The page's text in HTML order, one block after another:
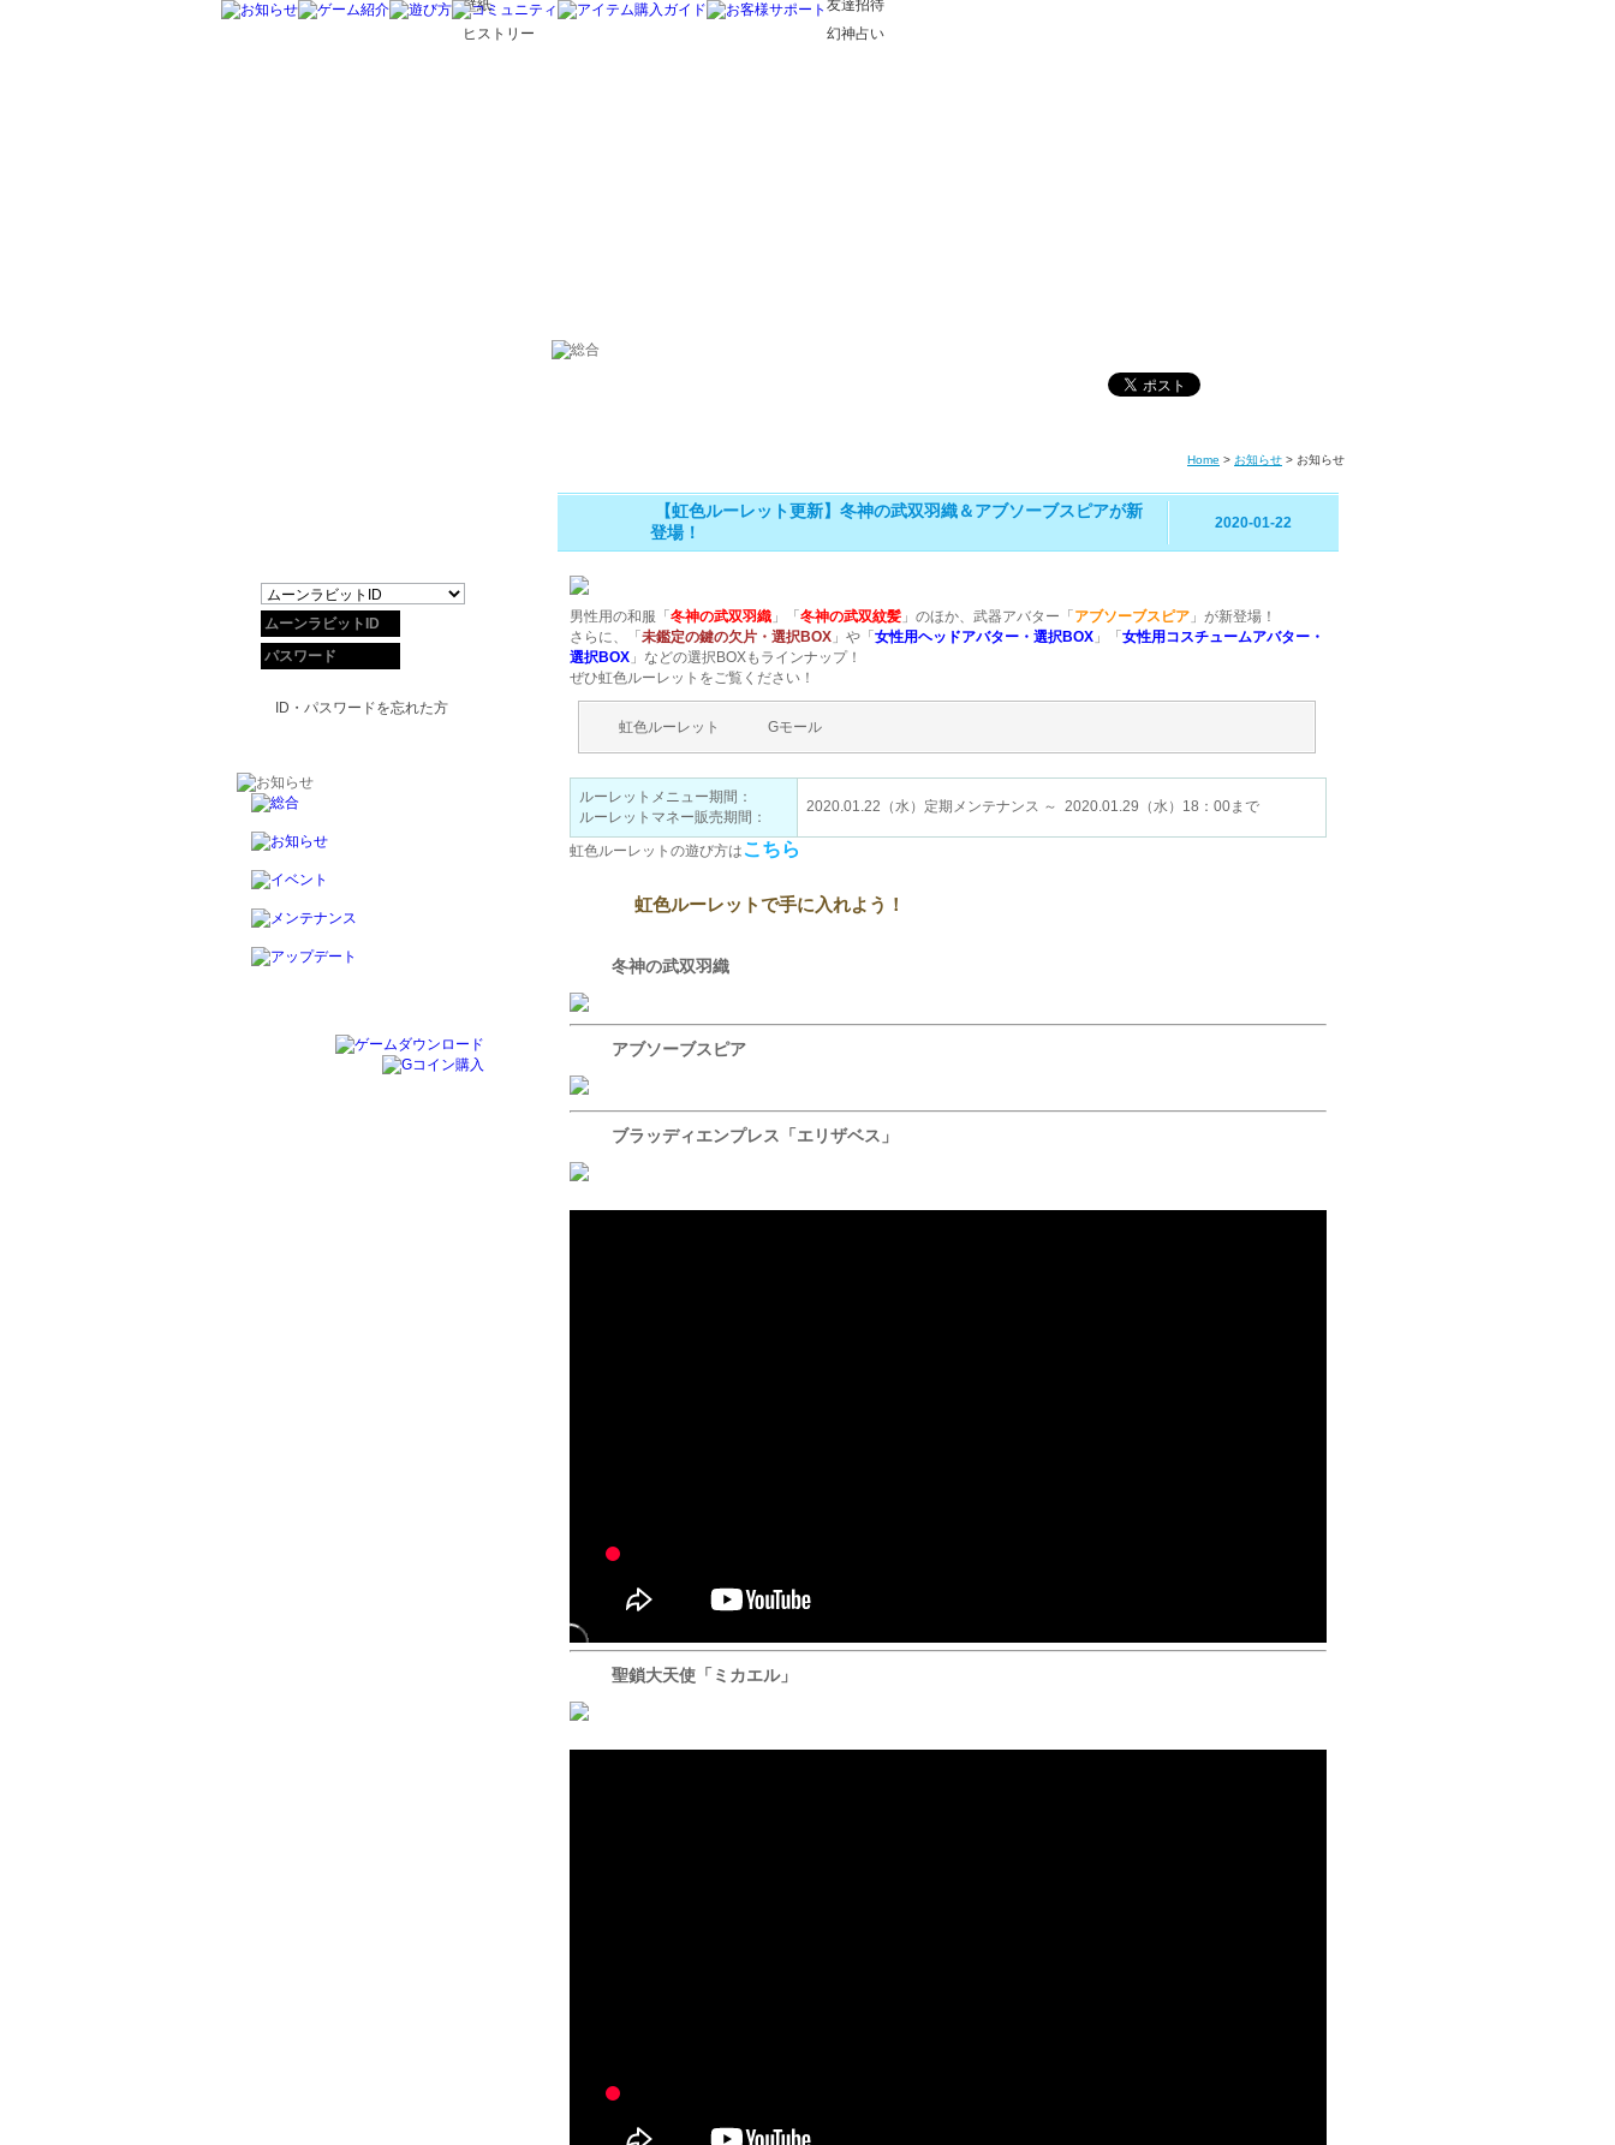
壁紙
ヒストリー
友達招待
幻神占い
Home > お知らせ > お知らせ
【虹色ルーレット更新】冬神の武双羽織＆アブソーブスピアが新
登場！
2020-01-22
男性用の和服「 冬神の武双羽織」「 冬神の武双紋髪」のほか、武器アバター「 アブソーブスピア」が新登場！
さらに、「 未鑑定の鍵の欠片・選択BOX」や「 女性用ヘッドアバター・選択BOX」「 女性用コスチュームアバター・
選択BOX」などの選択BOXもラインナップ！
ぜひ虹色ルーレットをご覧ください！
虹色ルーレット Gモール
ルーレットメニュー期間：
ルーレットマネー販売期間：
2020.01.22（水）定期メンテナンス ～ 2020.01.29（水）18：00まで
虹色ルーレットの遊び方は こちら
虹色ルーレットで手に入れよう！
冬神の武双羽織
アブソーブスピア
ブラッディエンプレス「エリザベス」
聖鎖大天使「ミカエル」
ID・パスワードを忘れた方